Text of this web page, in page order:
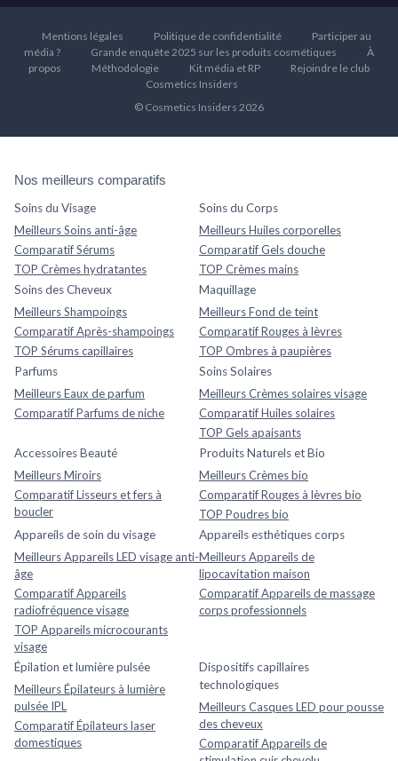
Mentions légales Politique de confidentialité
Participer au
média ?
Grande enquête 2025 sur les produits cosmétiques
À
propos
Méthodologie Kit média et RP
Rejoindre le club
Cosmetics Insiders
© Cosmetics Insiders 2026
Nos meilleurs comparatifs
Soins du Visage
Meilleurs Soins anti-âge
Comparatif Sérums
TOP Crèmes hydratantes
Soins du Corps
Meilleurs Huiles corporelles
Comparatif Gels douche
TOP Crèmes mains
Soins des Cheveux
Meilleurs Shampoings
Comparatif Après-shampoings
TOP Sérums capillaires
Maquillage
Meilleurs Fond de teint
Comparatif Rouges à lèvres
TOP Ombres à paupières
Parfums
Meilleurs Eaux de parfum
Comparatif Parfums de niche
Soins Solaires
Meilleurs Crèmes solaires visage
Comparatif Huiles solaires
TOP Gels apaisants
Accessoires Beauté
Meilleurs Miroirs
Comparatif Lisseurs et fers à
boucler
Produits Naturels et Bio
Meilleurs Crèmes bio
Comparatif Rouges à lèvres bio
TOP Poudres bio
Appareils de soin du visage
Meilleurs Appareils LED visage anti-
âge
Comparatif Appareils
radiofréquence visage
TOP Appareils microcourants
visage
Appareils esthétiques corps
Meilleurs Appareils de
lipocavitation maison
Comparatif Appareils de massage
corps professionnels
Épilation et lumière pulsée
Meilleurs Épilateurs à lumière
pulsée IPL
Comparatif Épilateurs laser
domestiques
Dispositifs capillaires
technologiques
Meilleurs Casques LED pour pousse
des cheveux
Comparatif Appareils de